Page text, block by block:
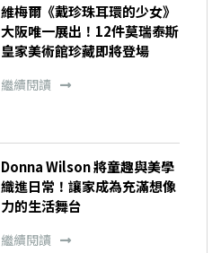
維梅爾《戴珍珠耳環的少女》
大阪唯一展出！12件莫瑞泰斯
皇家美術館珍藏即將登場
繼續閱讀
Donna Wilson 將童趣與美學
織進日常！讓家成為充滿想像
力的生活舞台
繼續閱讀